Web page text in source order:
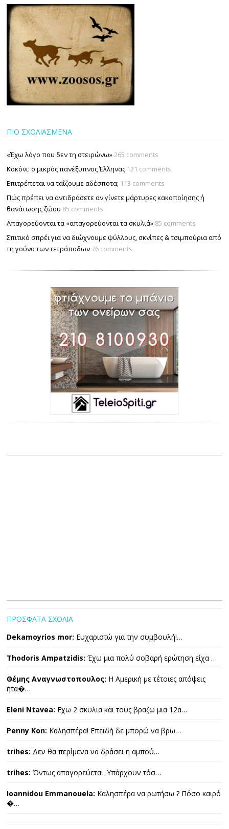
ΠΙΟ ΣΧΟΛΙΑΣΜΕΝΑ
«Έχω λόγο που δεν τη στειρώνω» 265 comments
Κοκόνι: ο μικρός πανέξυπνος Έλληνας 121 comments
Επιτρέπεται να ταΐζουµε αδέσποτα; 113 comments
Πώς πρέπει να αντιδράσετε αν γίνετε μάρτυρες κακοποίησης ή
θανάτωσης ζώου 85 comments
Απαγορεύονται τα «απαγορεύονται τα σκυλιά» 85 comments
Σπιτικό σπρέι για να διώχνουμε ψύλλους, σκνίπες & τσιμπούρια από
τη γούνα των τετράποδων 76 comments
ΠΡΟΣΦΑΤΑ ΣΧΟΛΙΑ
Dekamoyrios mor: Ευχαριστώ για την συμβουλή!…
Thodoris Ampatzidis: Έχω μια πολύ σοβαρή ερώτηση είχα …
Θέμης Αναγνωστοπουλος: Η Αμερική με τέτοιες απόψεις
ήτα�…
Eleni Ntavea: Εχω 2 σκυλια και τους βραζω μια 12α…
Penny Kon: Καλησπέρα! Επειδή δε μπορώ να βρω…
trihes: Δεν θα περίμενα να δράσει η αμπού…
trihes: Όντως απαγορεύεται. Υπάρχουν τόσ…
Ioannidou Emmanouela: Καλησπέρα να ρωτήσω ? Πόσο καιρό
�…